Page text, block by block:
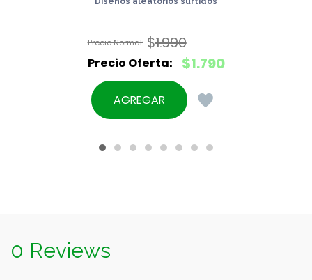
$1.990
El
original
$1.790
El
precio
actual
$1.790.
AGREGAR
0 Reviews